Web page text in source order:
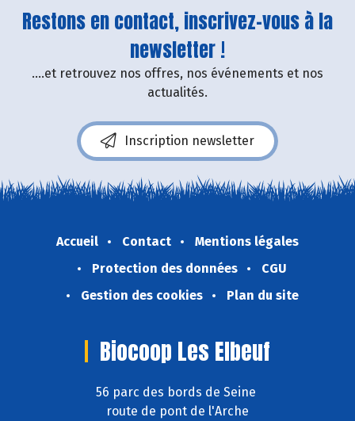
Restons en contact, inscrivez-vous à la
newsletter !
....et retrouvez nos offres, nos événements et nos
actualités.
Inscription newsletter
Accueil Contact
Mentions légales
Protection des données
CGU
Gestion des cookies
Plan du site
Biocoop Les Elbeuf
56 parc des bords de Seine
route de pont de l'Arche